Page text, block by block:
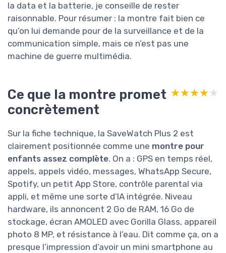
la data et la batterie, je conseille de rester
raisonnable. Pour résumer : la montre fait bien ce
qu’on lui demande pour de la surveillance et de la
communication simple, mais ce n’est pas une
machine de guerre multimédia.
Ce que la montre promet
concrètement
★★★★★
★★★★★
Sur la fiche technique, la SaveWatch Plus 2 est
clairement positionnée comme une montre pour
enfants assez complète. On a : GPS en temps réel,
appels, appels vidéo, messages, WhatsApp Secure,
Spotify, un petit App Store, contrôle parental via
appli, et même une sorte d’IA intégrée. Niveau
hardware, ils annoncent 2 Go de RAM, 16 Go de
stockage, écran AMOLED avec Gorilla Glass, appareil
photo 8 MP, et résistance à l’eau. Dit comme ça, on a
presque l’impression d’avoir un mini smartphone au